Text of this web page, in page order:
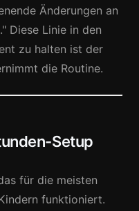
Änderungen an
Diese Linie in den
zu halten ist der
die Routine.
Setup
für die meisten
funktioniert.